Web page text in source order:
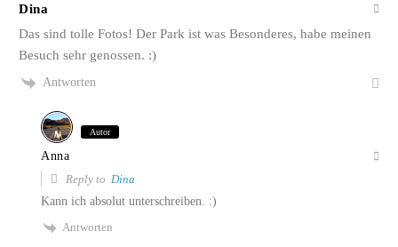
Dina
Das sind tolle Fotos! Der Park ist was Besonderes, habe meinen
Besuch sehr genossen. :)
Antworten
Autor
Anna
Reply to Dina
Kann ich absolut unterschreiben. :)
Antworten